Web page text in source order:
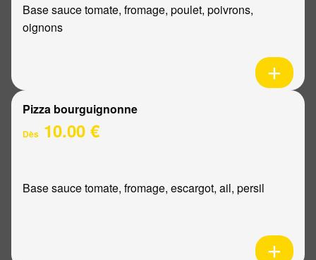
Base sauce tomate, fromage, poulet, poivrons,
oignons
Pizza bourguignonne
Dès 10.00 €
Base sauce tomate, fromage, escargot, ail, persil